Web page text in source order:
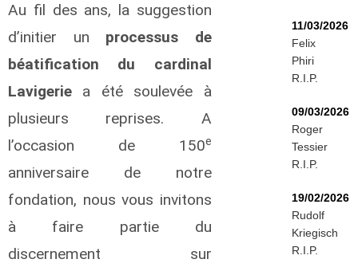
Au fil des ans, la suggestion
d’initier un processus de
béatification du cardinal
Lavigerie a été soulevée à
plusieurs reprises. A
l’occasion de 150e
anniversaire de notre
fondation, nous vous invitons
à faire partie du
discernement sur
11/03/2026
Felix
Phiri
R.I.P.
09/03/2026
Roger
Tessier
R.I.P.
19/02/2026
Rudolf
Kriegisch
R.I.P.